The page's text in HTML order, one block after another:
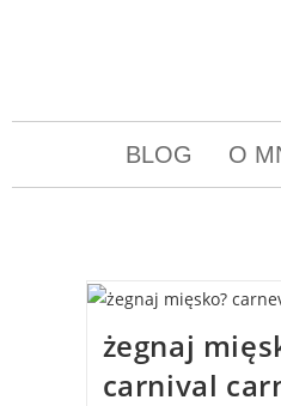
BLOG O
żegnaj
carnival